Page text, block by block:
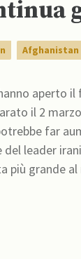
Afghanistan
aperto
il 2
far
l'ayatollah Ali
più grande